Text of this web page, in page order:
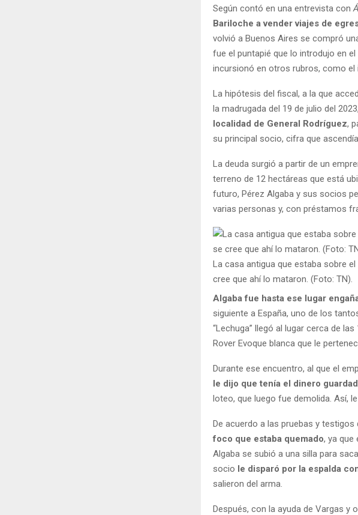
Según contó en una entrevista con
Bariloche a vender viajes de
volvió a Buenos Aires se compró
fue el puntapié que lo introdujo en
incursionó en otros rubros, como el
La hipótesis del fiscal, a la que
la madrugada del 19 de julio del
localidad de General Rodríguez,
su principal socio, cifra que
La deuda surgió a partir de un
terreno de 12 hectáreas que está
futuro, Pérez Algaba y sus socios
varias personas y, con préstamos
La casa antigua que estaba sobre
cree que ahí lo mataron. (Foto: TN).
Algaba fue hasta ese lugar
siguiente a España, uno de los
“Lechuga” llegó al lugar cerca de
Rover Evoque blanca que le
Durante ese encuentro, al que el
le dijo que tenía el dinero
loteo, que luego fue demolida. Así,
De acuerdo a las pruebas y testigos
foco que estaba quemado, ya que
Algaba se subió a una silla para
socio le disparó por la espalda
salieron del arma.
Después, con la ayuda de Vargas y